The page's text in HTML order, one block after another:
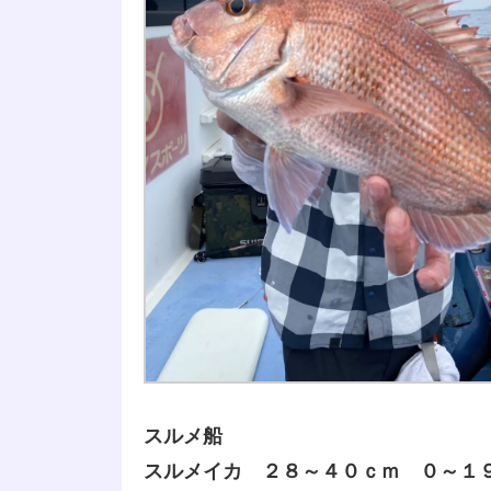
スルメ船
スルメイカ ２８～４０ｃｍ ０～１